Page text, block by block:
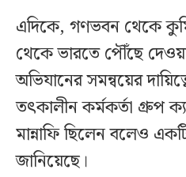
এদিকে, গণভবন থেকে
থেকে ভারতে পৌঁছে
অভিযানের সমন্বয়ের
তৎকালীন কর্মকর্তা গ্রুপ
মান্নাফি ছিলেন বলেও
জানিয়েছে।